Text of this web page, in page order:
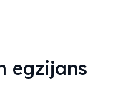
egzijans